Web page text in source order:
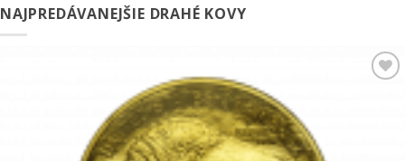
NAJPREDÁVANEJŠIE DRAHÉ KOVY